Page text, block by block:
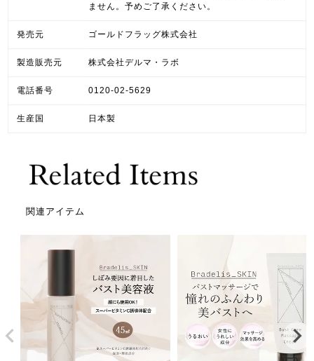
ません。予めご了承ください。
発売元 ゴールドフラッグ株式会社
製造販売元 株式会社デルマ・ラボ
電話番号 0120-02-5629
生産国 日本製
関連アイテム